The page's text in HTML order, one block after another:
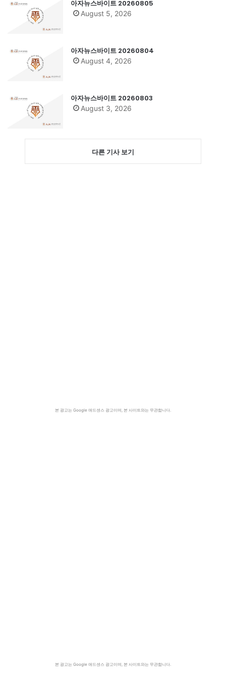
아자뉴스바이트 20260805
August 5, 2026
아자뉴스바이트 20260804
August 4, 2026
아자뉴스바이트 20260803
August 3, 2026
다른 기사 보기
본 광고는 Google 애드센스 광고이며, 본 사이트와는 무관합니다.
본 광고는 Google 애드센스 광고이며, 본 사이트와는 무관합니다.